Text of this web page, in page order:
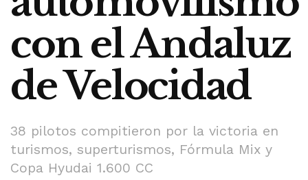
con el Andaluz
de Velocidad
38 pilotos compitieron por la victoria en
turismos, superturismos, Fórmula Mix y
Copa Hyudai 1.600 CC